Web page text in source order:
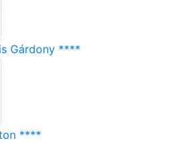
Gárdony ****
****